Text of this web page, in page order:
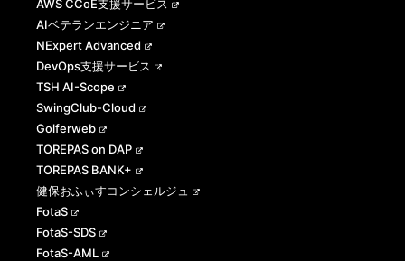
AWS CCoE支援サービス
AIベテランエンジニア
NExpert Advanced
DevOps支援サービス
TSH AI-Scope
SwingClub-Cloud
Golferweb
TOREPAS on DAP
TOREPAS BANK+
健保おふぃすコンシェルジュ
FotaS
FotaS-SDS
FotaS-AML